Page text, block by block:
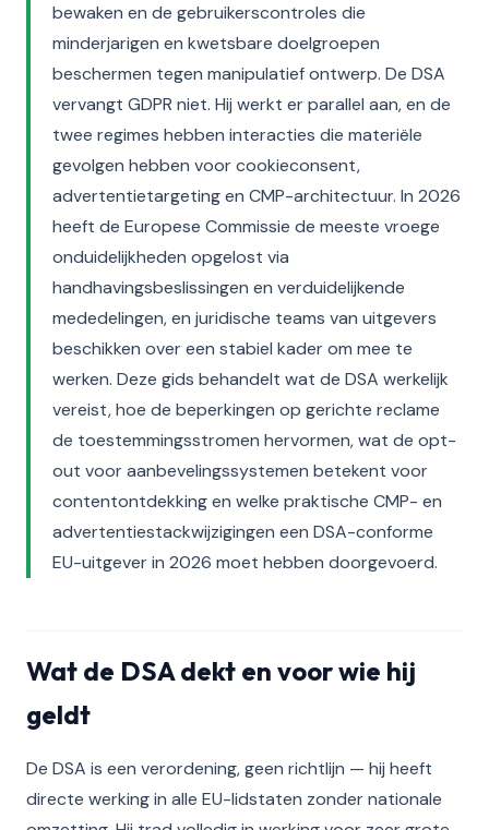
bewaken en de gebruikerscontroles die
minderjarigen en kwetsbare doelgroepen
beschermen tegen manipulatief ontwerp. De DSA
vervangt GDPR niet. Hij werkt er parallel aan, en de
twee regimes hebben interacties die materiële
gevolgen hebben voor cookieconsent,
advertentietargeting en CMP-architectuur. In 2026
heeft de Europese Commissie de meeste vroege
onduidelijkheden opgelost via
handhavingsbeslissingen en verduidelijkende
mededelingen, en juridische teams van uitgevers
beschikken over een stabiel kader om mee te
werken. Deze gids behandelt wat de DSA werkelijk
vereist, hoe de beperkingen op gerichte reclame
de toestemmingsstromen hervormen, wat de opt-
out voor aanbevelingssystemen betekent voor
contentontdekking en welke praktische CMP- en
advertentiestackwijzigingen een DSA-conforme
EU-uitgever in 2026 moet hebben doorgevoerd.
Wat de DSA dekt en voor wie hij
geldt
De DSA is een verordening, geen richtlijn — hij heeft
directe werking in alle EU-lidstaten zonder nationale